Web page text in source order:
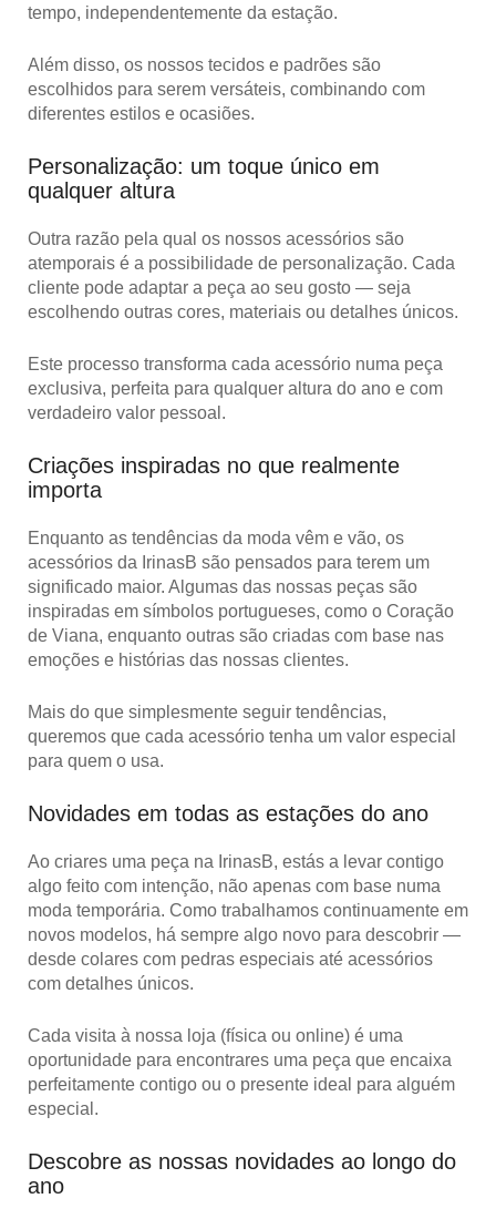
tempo, independentemente da estação.
Além disso, os nossos tecidos e padrões são
escolhidos para serem versáteis, combinando com
diferentes estilos e ocasiões.
Personalização: um toque único em
qualquer altura
Outra razão pela qual os nossos acessórios são
atemporais é a possibilidade de personalização. Cada
cliente pode adaptar a peça ao seu gosto — seja
escolhendo outras cores, materiais ou detalhes únicos.
Este processo transforma cada acessório numa peça
exclusiva, perfeita para qualquer altura do ano e com
verdadeiro valor pessoal.
Criações inspiradas no que realmente
importa
Enquanto as tendências da moda vêm e vão, os
acessórios da IrinasB são pensados para terem um
significado maior. Algumas das nossas peças são
inspiradas em símbolos portugueses, como o Coração
de Viana, enquanto outras são criadas com base nas
emoções e histórias das nossas clientes.
Mais do que simplesmente seguir tendências,
queremos que cada acessório tenha um valor especial
para quem o usa.
Novidades em todas as estações do ano
Ao criares uma peça na IrinasB, estás a levar contigo
algo feito com intenção, não apenas com base numa
moda temporária. Como trabalhamos continuamente em
novos modelos, há sempre algo novo para descobrir —
desde colares com pedras especiais até acessórios
com detalhes únicos.
Cada visita à nossa loja (física ou online) é uma
oportunidade para encontrares uma peça que encaixa
perfeitamente contigo ou o presente ideal para alguém
especial.
Descobre as nossas novidades ao longo do
ano